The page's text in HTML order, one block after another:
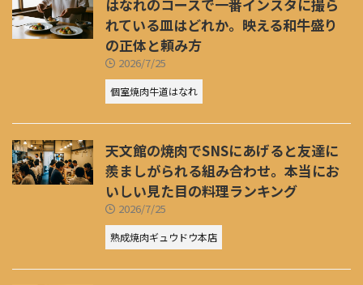
はなれのコースで一番インスタに撮ら
れている皿はどれか。映える和牛盛り
の正体と頼み方
2026/7/25
個室焼肉牛道はなれ
天文館の焼肉でSNSにあげると友達に
羨ましがられる組み合わせ。本当にお
いしい見た目の料理ランキング
2026/7/25
熟成焼肉ギュウドウ本店